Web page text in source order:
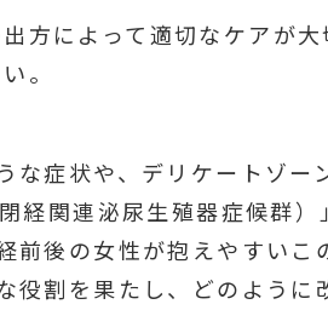
方によって適切なケアが
。
な症状や、デリケートゾー
経関連泌尿生殖器症候群）
前後の女性が抱えやすい
役割を果たし、どのよう